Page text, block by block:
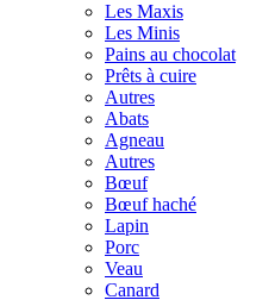
Les Maxis
Les Minis
Pains au chocolat
Prêts à cuire
Autres
Abats
Agneau
Autres
Bœuf
Bœuf haché
Lapin
Porc
Veau
Canard